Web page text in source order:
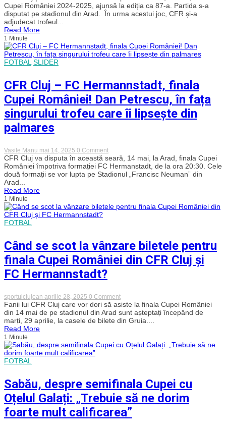
în
ultimul
Cluj
a
câștigat
al
Cupei
României,
epuizant
Hermannstadt!
Cupei României 2024-2025, ajunsă la ediția ca 87-a. Partida s-a
disputat pe stadionul din Arad. În urma acestui joc, CFR și-a
adjudecat trofeul...
Read More
1 Minute
FOTBAL SLIDER
CFR Cluj – FC Hermannstadt, finala
Cupei României! Dan Petrescu, în fața
singurului trofeu care îi lipsește din
palmares
Vasile Manu mai 14, 2025 0 Commenton
CFR
Cluj
–
FC
României!
trofeu
care
îi
CFR Cluj va disputa în această seară, 14 mai, la Arad, finala Cupei
României împotriva formației FC Hermanstadt, de la ora 20:30. Cele
două formații se vor lupta pe Stadionul „Francisc Neuman” din
Arad...
Read More
1 Minute
FOTBAL
Când se scot la vânzare biletele pentru
finala Cupei României din CFR Cluj și
FC Hermannstadt?
sportulclujean aprilie 28, 2025 0 Commenton
Când
se
scot
la
pentru
CFR
Cluj
și
FC
Hermannstadt?
Fanii lui CFR Cluj care vor dori să asiste la finala Cupei României
din 14 mai de pe stadionul din Arad sunt așteptați începând de
marți, 29 aprilie, la casele de bilete din Gruia....
Read More
1 Minute
FOTBAL
Sabău, despre semifinala Cupei cu
Oțelul Galați: „Trebuie să ne dorim
foarte mult calificarea”